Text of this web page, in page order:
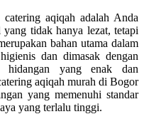
aqiqah adalah Anda
tidak hanya lezat, tetapi
bahan utama dalam
dan dimasak dengan
hidangan yang enak dan
aqiqah murah di Bogor
yang memenuhi standar
yang terlalu tinggi.